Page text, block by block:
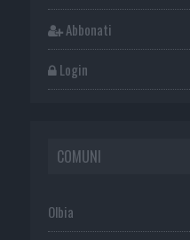
Abbonati
Login
COMUNI
Olbia